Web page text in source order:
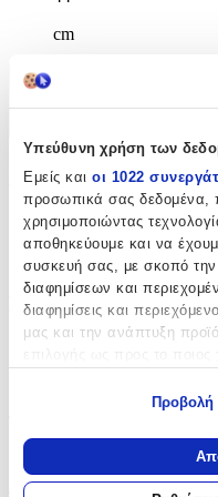
Υπεύθυνη χρήση των
Εμείς και οι 1022
προσωπικά σας δεδομένα,
χρησιμοποιώντας
αποθηκεύουμε και να
συσκευή σας, με σκοπό την
διαφημίσεων και
διαφημίσεις και
μας και την ανάπτυξη
Να συλλέξουμε
σας τοποθεσία, οι
απόσταση μερικών
Προβολή
cm
Χαρακτηριστικά
Χαρακτηριστικά
Κατασκευαστής:
Graffiti
Βασικά
Χρώμα